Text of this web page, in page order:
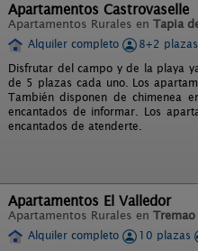
Apartamentos Castrovaselle
Apartamentos Rurales en Tapia
Alquiler completo
8+2 plazas
Disfrutar del campo y de la playa
de 5 plazas cada uno. Los
También disponen de chimenea
encantados de informar. Los
encantados de atenderte.
Apartamentos El Valledor
Apartamentos Rurales en
Alquiler completo
10 plazas